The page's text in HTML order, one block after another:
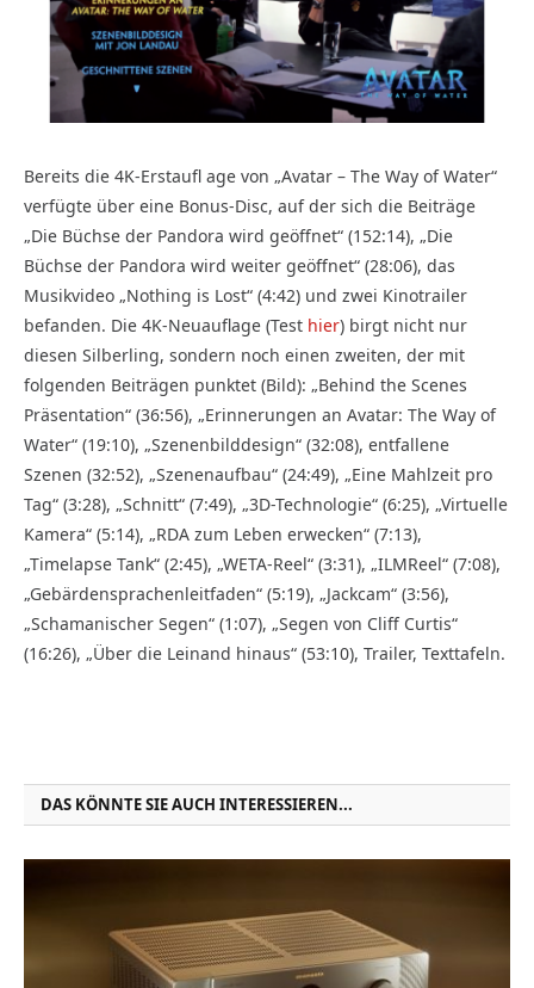
Bereits die 4K-Erstaufl age von „Avatar – The Way of Water“
verfügte über eine Bonus-Disc, auf der sich die Beiträge
„Die Büchse der Pandora wird geöffnet“ (152:14), „Die
Büchse der Pandora wird weiter geöffnet“ (28:06), das
Musikvideo „Nothing is Lost“ (4:42) und zwei Kinotrailer
befanden. Die 4K-Neuauflage (Test hier) birgt nicht nur
diesen Silberling, sondern noch einen zweiten, der mit
folgenden Beiträgen punktet (Bild): „Behind the Scenes
Präsentation“ (36:56), „Erinnerungen an Avatar: The Way of
Water“ (19:10), „Szenenbilddesign“ (32:08), entfallene
Szenen (32:52), „Szenenaufbau“ (24:49), „Eine Mahlzeit pro
Tag“ (3:28), „Schnitt“ (7:49), „3D-Technologie“ (6:25), „Virtuelle
Kamera“ (5:14), „RDA zum Leben erwecken“ (7:13),
„Timelapse Tank“ (2:45), „WETA-Reel“ (3:31), „ILMReel“ (7:08),
„Gebärdensprachenleitfaden“ (5:19), „Jackcam“ (3:56),
„Schamanischer Segen“ (1:07), „Segen von Cliff Curtis“
(16:26), „Über die Leinand hinaus“ (53:10), Trailer, Texttafeln.
DAS KÖNNTE SIE AUCH INTERESSIEREN...